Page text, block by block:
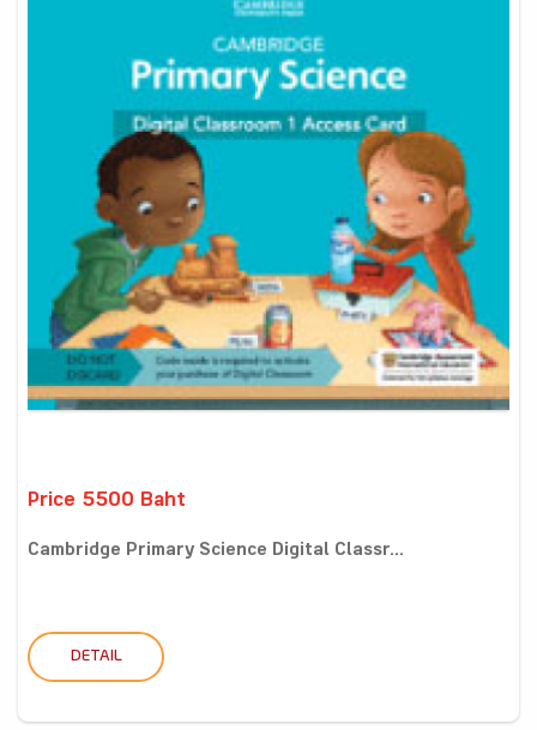
Price 5500 Baht
Cambridge Primary Science Digital Classr...
DETAIL